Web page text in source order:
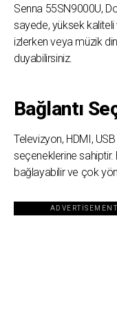
Senna 55SN9000U,
sayede, yüksek
izlerken veya müzik
duyabilirsiniz.
Bağlantı
Televizyon, HDMI,
seçeneklerine sahiptir.
bağlayabilir ve çok